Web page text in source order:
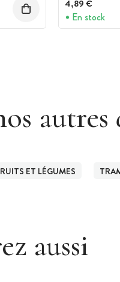
4,89 €
En stock
autres
ET LÉGUMES
aussi